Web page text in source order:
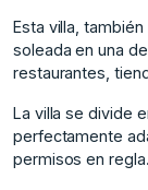
Esta villa,
soleada en una
restaurantes,
La villa se divide
perfectamente
permisos en regla.